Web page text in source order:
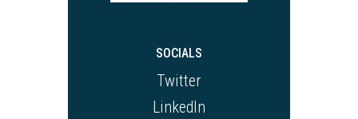
SOCIALS
Twitter
LinkedIn